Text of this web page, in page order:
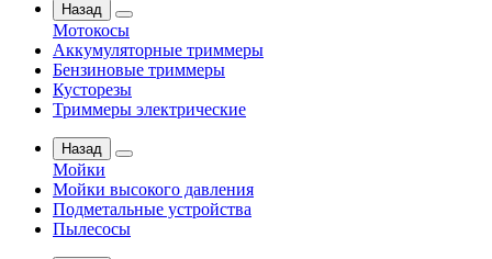
Назад
Мотокосы
Аккумуляторные триммеры
Бензиновые триммеры
Кусторезы
Триммеры электрические
Назад
Мойки
Мойки высокого давления
Подметальные устройства
Пылесосы